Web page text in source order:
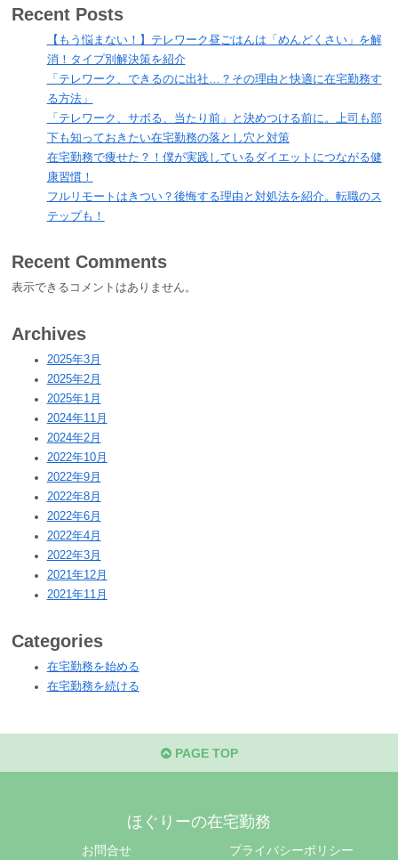
Recent Posts
【もう悩まない！】テレワーク昼ごはんは「めんどくさい」を解
消！タイプ別解決策を紹介
「テレワーク、できるのに出社…？その理由と快適に在宅勤務す
る方法」
「テレワーク、サボる、当たり前」と決めつける前に。上司も部
下も知っておきたい在宅勤務の落とし穴と対策
在宅勤務で痩せた？！僕が実践しているダイエットにつながる健
康習慣！
フルリモートはきつい？後悔する理由と対処法を紹介。転職のス
テップも！
Recent Comments
表示できるコメントはありません。
Archives
2025年3月
2025年2月
2025年1月
2024年11月
2024年2月
2022年10月
2022年9月
2022年8月
2022年6月
2022年4月
2022年3月
2021年12月
2021年11月
Categories
在宅勤務を始める
在宅勤務を続ける
PAGE TOP
ほぐりーの在宅勤務
お問合せ プライバシーポリシー